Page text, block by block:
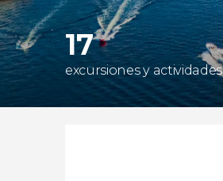
17
excursiones y actividades